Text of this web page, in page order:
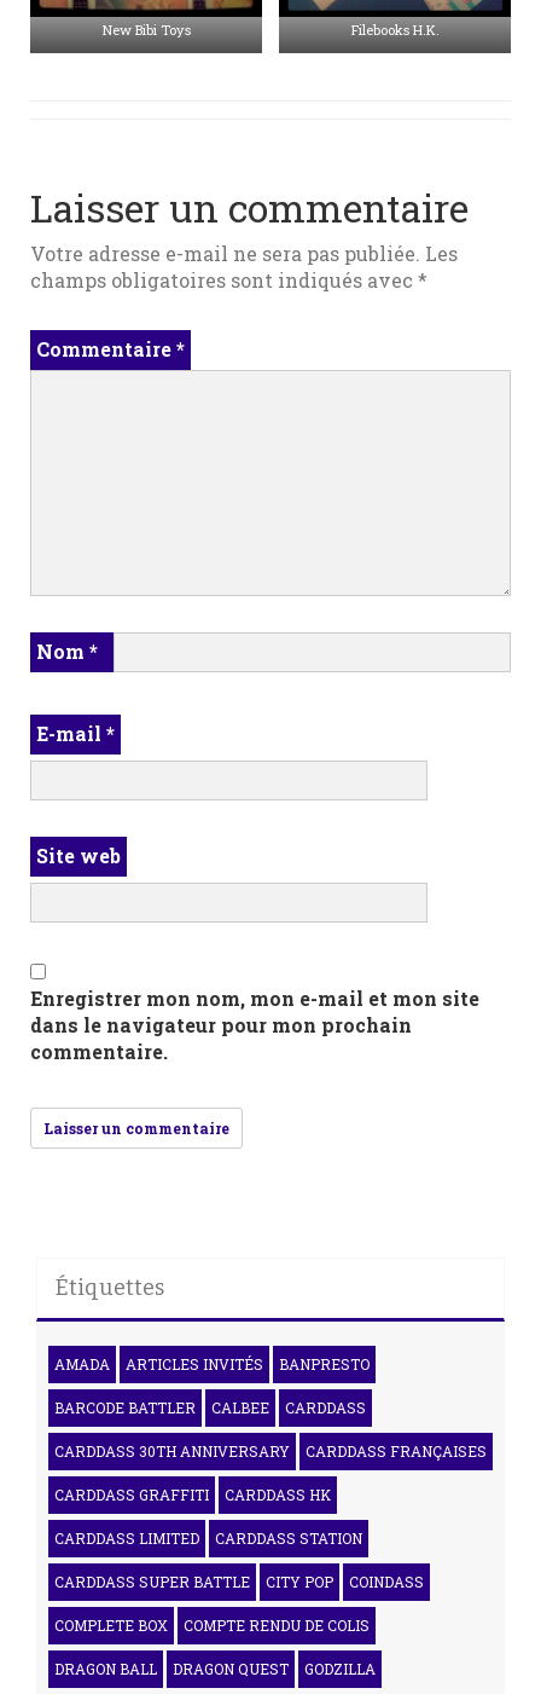
New Bibi Toys Filebooks H.K.
Laisser un commentaire
Votre adresse e-mail ne sera pas publiée. Les
champs obligatoires sont indiqués avec *
Commentaire*
Nom *
E-mail *
Site web
Enregistrer mon nom, mon e-mail et mon site
dans le navigateur pour mon prochain
commentaire.
Étiquettes
AMADA ARTICLES INVITÉS BANPRESTO
BARCODE BATTLER CALBEE CARDDASS
CARDDASS 30TH ANNIVERSARY CARDDASS FRANÇAISES
CARDDASS GRAFFITI CARDDASS HK
CARDDASS LIMITED CARDDASS STATION
CARDDASS SUPER BATTLE CITY POP COINDASS
COMPLETE BOX COMPTE RENDU DE COLIS
DRAGON BALL DRAGON QUEST GODZILLA